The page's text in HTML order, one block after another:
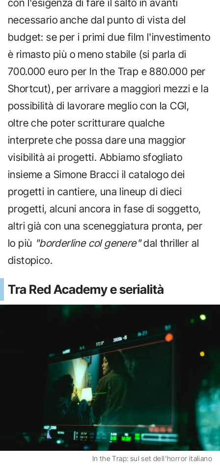
con l'esigenza di fare il salto in avanti
necessario anche dal punto di vista del
budget: se per i primi due film l'investimento
è rimasto più o meno stabile (si parla di
700.000 euro per In the Trap e 880.000 per
Shortcut), per arrivare a maggiori mezzi e la
possibilità di lavorare meglio con la CGI,
oltre che poter scritturare qualche
interprete che possa dare una maggior
visibilità ai progetti. Abbiamo sfogliato
insieme a Simone Bracci il catalogo dei
progetti in cantiere, una lineup di dieci
progetti, alcuni ancora in fase di soggetto,
altri già con una sceneggiatura pronta, per
lo più "borderline col genere"dal thriller al
distopico.
Tra Red Academy e serialità
In the Trap: sul set dell'horror italiano